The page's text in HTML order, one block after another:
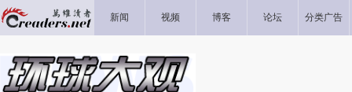
新闻 视频 博客 论坛 分类广告